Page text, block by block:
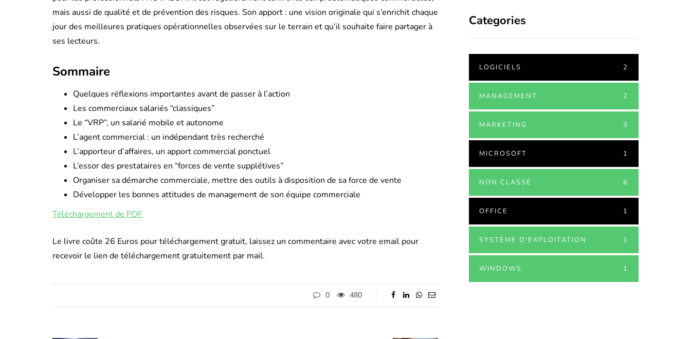
mais aussi de qualité et de prévention des risques. Son apport : une vision originale qui s’enrichit chaque
jour des meilleures pratiques opérationnelles observées sur le terrain et qu’il souhaite faire partager à
ses lecteurs.
Sommaire
Quelques réflexions importantes avant de passer à l’action
Les commerciaux salariés “classiques”
Le “VRP”, un salarié mobile et autonome
L’agent commercial : un indépendant très recherché
L’apporteur d’affaires, un apport commercial ponctuel
L’essor des prestataires en “forces de vente supplétives”
Organiser sa démarche commerciale, mettre des outils à disposition de sa force de vente
Développer les bonnes attitudes de management de son équipe commerciale
Téléchargement de PDF
Le livre coûte 26 Euros pour téléchargement gratuit, laissez un commentaire avec votre email pour
recevoir le lien de téléchargement gratuitement par mail.
0 480
Categories
LOGICIELS 2
MANAGEMENT 2
MARKETING 3
MICROSOFT 1
NON CLASSÉ 6
OFFICE 1
SYSTÈME D'EXPLOITATION 1
WINDOWS 1